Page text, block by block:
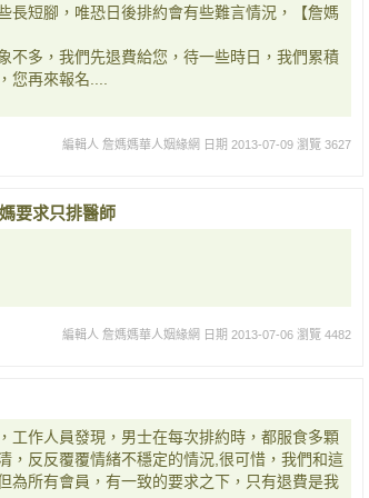
長短腳，唯恐日後排約會有些難言情況，【詹媽
不多，我們先退費給您，待一些時日，我們累積
您再來報名....
編輯人 詹媽媽華人姻緣網 日期 2013-07-09 瀏覽 3627
要求只排醫師
編輯人 詹媽媽華人姻緣網 日期 2013-07-06 瀏覽 4482
工作人員發現，男士在每次排約時，都服食多顆
，反反覆覆情緒不穩定的情況,很可惜，我們和這
為所有會員，有一致的要求之下，只有退費是我